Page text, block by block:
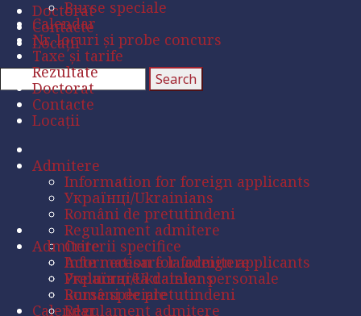
Doctorat
Contacte
Locații
Burse speciale
Calendar
Nr. locuri și probe concurs
Taxe și tarife
Rezultate
Doctorat
Contacte
Locații
Admitere
Information for foreign applicants
Українці/Ukrainians
Români de pretutindeni
Regulament admitere
Criterii specifice
Acte necesare la admitere
Prelucrarea datelor personale
Burse speciale
Calendar
Admitere
Information for foreign applicants
Українці/Ukrainians
Români de pretutindeni
Regulament admitere